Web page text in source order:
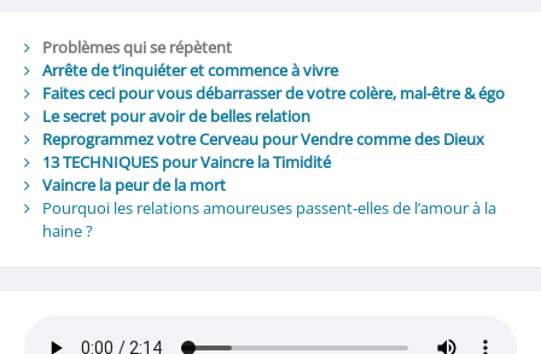
Problèmes qui se répètent
Arrête de t’inquiéter et commence à vivre
Faites ceci pour vous débarrasser de votre colère, mal-être & égo
Le secret pour avoir de belles relation
Reprogrammez votre Cerveau pour Vendre comme des Dieux
13 TECHNIQUES pour Vaincre la Timidité
Vaincre la peur de la mort
Pourquoi les relations amoureuses passent-elles de l’amour à la
haine ?